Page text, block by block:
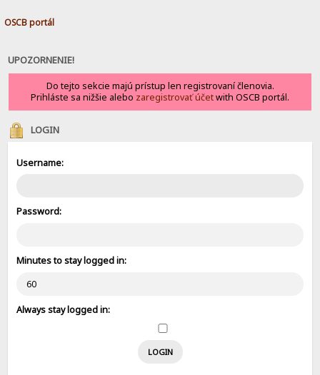
OSCB portál
UPOZORNENIE!
Do tejto sekcie majú prístup len registrovaní členovia.
Prihláste sa nižšie alebo zaregistrovať účetwith OSCB portál.
LOGIN
Username:
Password:
Minutes to stay logged in:
Always stay logged in: